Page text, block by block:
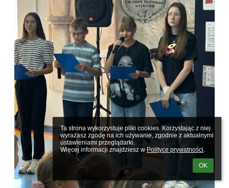
Ta strona wykorzystuje pliki cookies. Korzystając z niej
wyrażasz zgodę na ich używanie, zgodnie z aktualnymi
ustawieniami przeglądarki.
Więcej informacji znajdziesz w Polityce prywatności.
OK